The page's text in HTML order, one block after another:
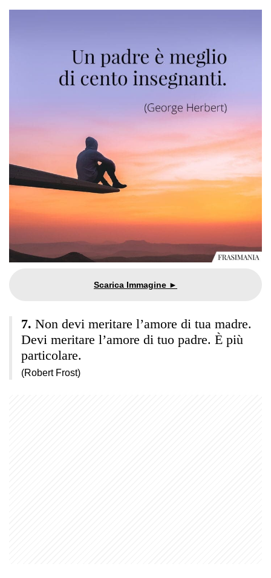
Non devi meritare l’amore di tua madre.
Devi meritare l’amore di tuo padre. È più
particolare.
(Robert Frost)